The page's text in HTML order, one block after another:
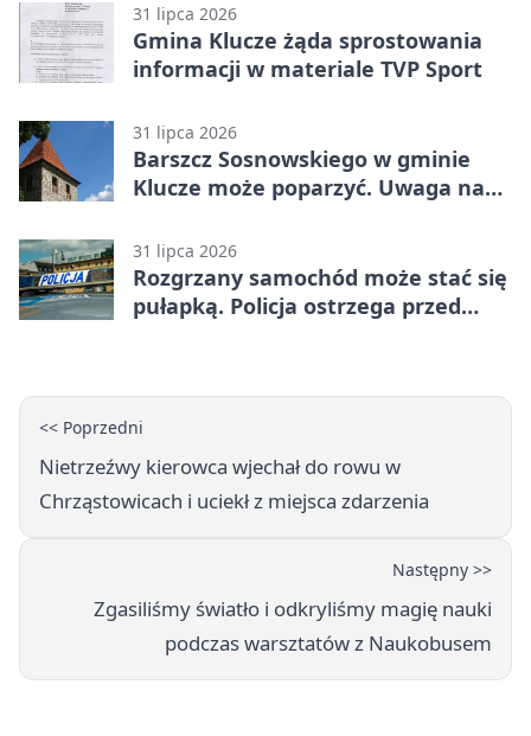
31 lipca 2026
Gmina Klucze żąda sprostowania
informacji w materiale TVP Sport
31 lipca 2026
Barszcz Sosnowskiego w gminie
Klucze może poparzyć. Uwaga na
31 lipca 2026
Rozgrzany samochód może stać się
pułapką. Policja ostrzega przed
<< Poprzedni
Nietrzeźwy kierowca wjechał do rowu w
Chrząstowicach i uciekł z miejsca zdarzenia
Następny >>
Zgasiliśmy światło i odkryliśmy magię nauki
podczas warsztatów z Naukobusem